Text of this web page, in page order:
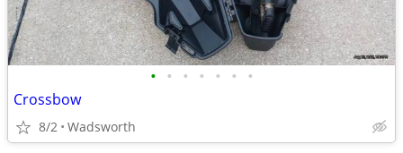
• • • • • • •
Crossbow
8/2 Wadsworth